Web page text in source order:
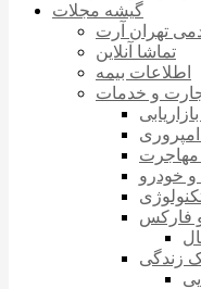
گیشه مجلات
تهران آرت
تماشا آنلاین
اطلاعات بیمه
و خدمات
خودرو
فارکس
زندگی